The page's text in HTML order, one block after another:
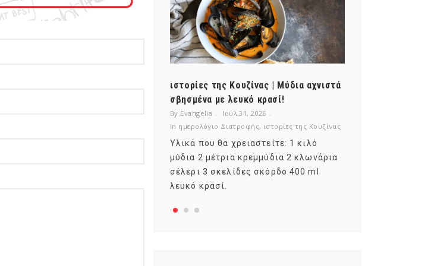
ιστορίες της Κουζίνας | Μύδια αχνιστά
σβησμένα με λευκό κρασί!
By Evangelia
Ιούλ 31, 2026
in ημερολόγιο Διατροφής, ιστορίες της Κουζίνας
Υλικά που θα χρειαστείτε: 1 κιλό
μύδια 2 μέτρια κρεμμύδια 2 κλωνάρια
σέλερι 3 σκελίδες σκόρδο 400 ml
λευκό κρασί.